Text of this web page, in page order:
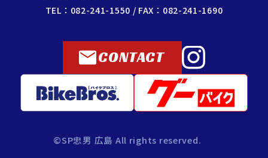
TEL：082-241-1550 / FAX：082-241-1690
CONTACT
©SP忠男 広島 All rights reserved.